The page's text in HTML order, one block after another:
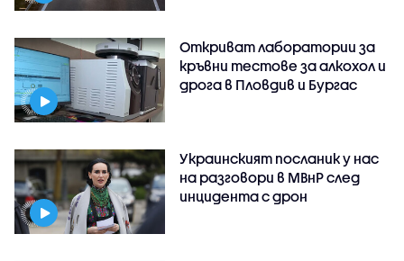
Откриват лаборатории за
кръвни тестове за алкохол и
дрога в Пловдив и Бургас
Украинският посланик у нас
на разговори в МВнР след
инцидента с дрон